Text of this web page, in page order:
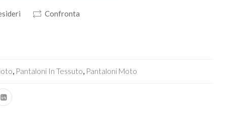
Confronta
Pantaloni In Tessuto Pantaloni Moto